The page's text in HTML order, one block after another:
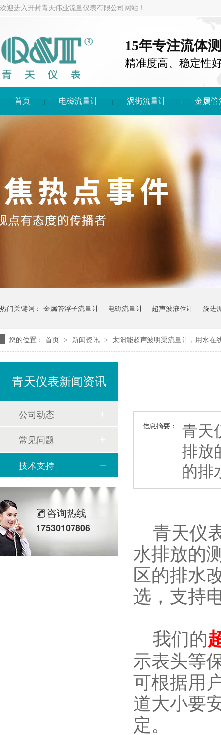
欢迎进入开封青天伟业流量仪表有限公司网站！
15年专注流体
精准度高、稳定性
首页 电磁流量计 涡街流量计 金属管
热门关键词： 金属管浮子流量计 电磁流量计 超声波液位计 旋进
您的位置： 首页 > 新闻资讯 > 太阳能超声波明渠流量计，用水在
信息摘要：
青天
排放
的排
青天仪
水排放的
区的排水
选，支持
我们的
示表头等
可根据用
道大小要
定。
青天仪表新闻资讯
公司动态
常见问题
技术支持
咨询热线
17530107806